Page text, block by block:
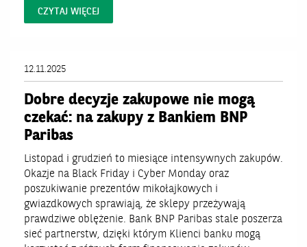
CZYTAJ WIĘCEJ
12.11.2025
Dobre decyzje zakupowe nie mogą
czekać: na zakupy z Bankiem BNP
Paribas
Listopad i grudzień to miesiące intensywnych zakupów.
Okazje na Black Friday i Cyber Monday oraz
poszukiwanie prezentów mikołajkowych i
gwiazdkowych sprawiają, że sklepy przeżywają
prawdziwe oblężenie. Bank BNP Paribas stale poszerza
sieć partnerstw, dzięki którym Klienci banku mogą